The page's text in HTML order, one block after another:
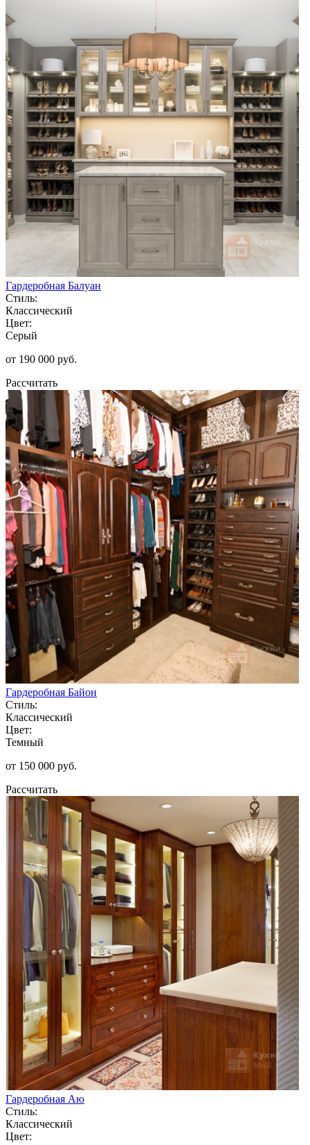
Гардеробная Балуан
Стиль:
Классический
Цвет:
Серый
от 190 000 руб.
Рассчитать
Гардеробная Байон
Стиль:
Классический
Цвет:
Темный
от 150 000 руб.
Рассчитать
Гардеробная Аю
Стиль:
Классический
Цвет: